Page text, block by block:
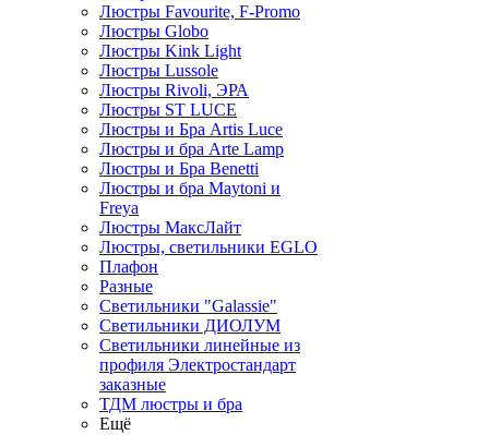
Люстры Favourite, F-Promo
Люстры Globo
Люстры Kink Light
Люстры Lussole
Люстры Rivoli, ЭРА
Люстры ST LUCE
Люстры и Бра Artis Luce
Люстры и бра Arte Lamp
Люстры и Бра Benetti
Люстры и бра Maytoni и
Freya
Люстры МаксЛайт
Люстры, светильники EGLO
Плафон
Разные
Светильники "Galassie"
Светильники ДИОЛУМ
Светильники линейные из
профиля Электростандарт
заказные
ТДМ люстры и бра
Ещё